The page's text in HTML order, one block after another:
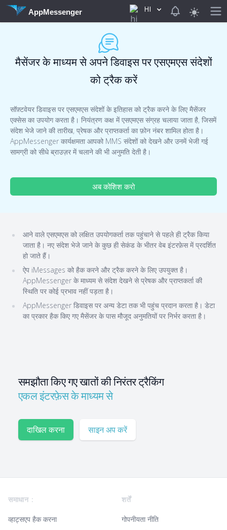
AppMessenger HI View
मैसेंजर के माध्यम से अपने डिवाइस पर एसएमएस संदेशों
को ट्रैक करें
सॉफ़्टवेयर डिवाइस पर एसएमएस संदेशों के इतिहास को ट्रैक करने के लिए मैसेंजर
एक्सेस का उपयोग करता है। नियंत्रण कक्ष में एसएमएस संग्रह चलाया जाता है, जिसमें
संदेश भेजे जाने की तारीख, प्रेषक और प्राप्तकर्ता का फ़ोन नंबर शामिल होता है।
AppMessenger कार्यक्षमता आपको MMS संदेशों को देखने और उनमें भेजी गई
सामग्री को सीधे ब्राउज़र में चलाने की भी अनुमति देती है।
अब कोशिश करो
आने वाले एसएमएस को लक्षित उपयोगकर्ता तक पहुंचाने से पहले ही ट्रैक किया
जाता है। नए संदेश भेजे जाने के कुछ ही सेकंड के भीतर वेब इंटरफ़ेस में प्रदर्शित
हो जाते हैं।
ऐप iMessages को हैक करने और ट्रैक करने के लिए उपयुक्त है।
AppMessenger के माध्यम से संदेश देखने से प्रेषक और प्राप्तकर्ता की
स्थिति पर कोई प्रभाव नहीं पड़ता है।
AppMessenger डिवाइस पर अन्य डेटा तक भी पहुंच प्रदान करता है। डेटा
का प्रकार हैक किए गए मैसेंजर के पास मौजूद अनुमतियों पर निर्भर करता है।
समझौता किए गए खातों की निरंतर ट्रैकिंग
एकल इंटरफ़ेस के माध्यम से
दाखिल करना साइन अप करें
समाधान :
व्हाट्सएप हैक करना
शर्तें
गोपनीयता नीति